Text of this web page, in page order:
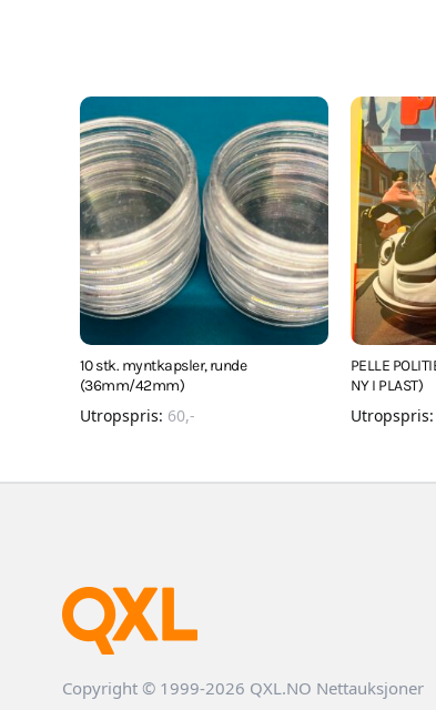
10 stk. myntkapsler, runde
(36mm/42mm)
Utropspris: 60,-
PELLE
NY I PLAST)
Utropspris:
Copyright © 1999-2026 QXL.NO Nettauksjoner